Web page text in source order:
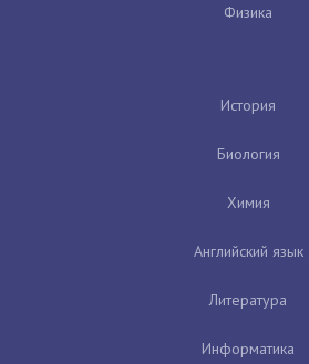
Физика
История
Биология
Химия
Английский язык
Литература
Информатика